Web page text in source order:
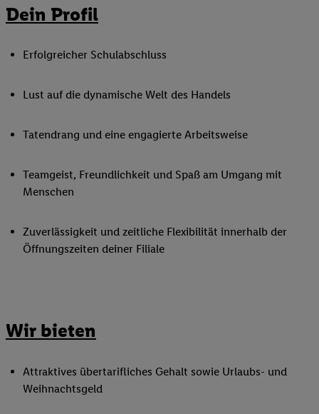
Dein Profil
Erfolgreicher Schulabschluss
Lust auf die dynamische Welt des Handels
Tatendrang und eine engagierte Arbeitsweise
Teamgeist, Freundlichkeit und Spaß am Umgang mit
Menschen
Zuverlässigkeit und zeitliche Flexibilität innerhalb der
Öffnungszeiten deiner Filiale
Wir bieten
Attraktives übertarifliches Gehalt sowie Urlaubs- und
Weihnachtsgeld